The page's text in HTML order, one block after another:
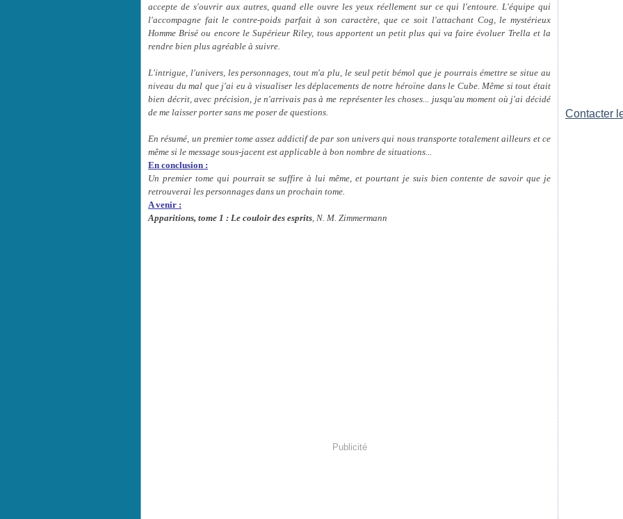
accepte de s'ouvrir aux autres, quand elle ouvre les yeux réellement sur ce qui l'entoure. L'équipe qui
l'accompagne fait le contre-poids parfait à son caractère, que ce soit l'attachant Cog, le mystérieux
Homme Brisé ou encore le Supérieur Riley, tous apportent un petit plus qui va faire évoluer Trella et la
rendre bien plus agréable à suivre.
L'intrigue, l'univers, les personnages, tout m'a plu, le seul petit bémol que je pourrais émettre se situe au
niveau du mal que j'ai eu à visualiser les déplacements de notre héroïne dans le Cube. Même si tout était
bien décrit, avec précision, je n'arrivais pas à me représenter les choses... jusqu'au moment où j'ai décidé
de me laisser porter sans me poser de questions.
En résumé, un premier tome assez addictif de par son univers qui nous transporte totalement ailleurs et ce
même si le message sous-jacent est applicable à bon nombre de situations...
En conclusion :
Un premier tome qui pourrait se suffire à lui même, et pourtant je suis bien contente de savoir que je
retrouverai les personnages dans un prochain tome.
A venir :
Apparitions, tome 1 : Le couloir des esprits, N. M. Zimmermann
Publicité
Contacter